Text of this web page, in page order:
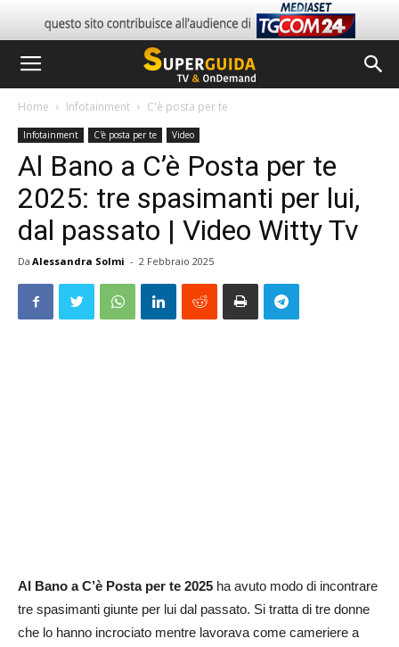
Home Infotainment C'è posta per te
Infotainment C'è posta per te Video
Al Bano a C’è Posta per te
2025: tre spasimanti per lui,
dal passato | Video Witty Tv
Da Alessandra Solmi - 2 Febbraio 2025
Al Bano a C’è Posta per te 2025 ha avuto modo di incontrare
tre spasimanti giunte per lui dal passato. Si tratta di tre donne
che lo hanno incrociato mentre lavorava come cameriere a